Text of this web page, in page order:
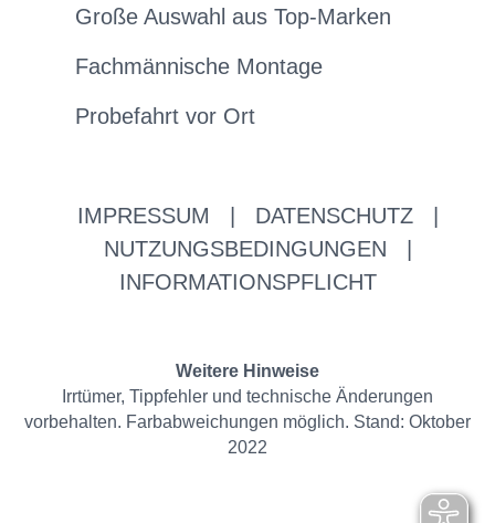
Große Auswahl aus Top-Marken
Fachmännische Montage
Probefahrt vor Ort
IMPRESSUM DATENSCHUTZ
NUTZUNGSBEDINGUNGEN
INFORMATIONSPFLICHT
Weitere Hinweise
Irrtümer, Tippfehler und technische Änderungen
vorbehalten. Farbabweichungen möglich. Stand: Oktober
2022